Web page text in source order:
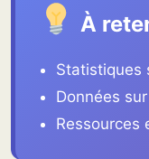
À
Statistiques
Données
Ressources